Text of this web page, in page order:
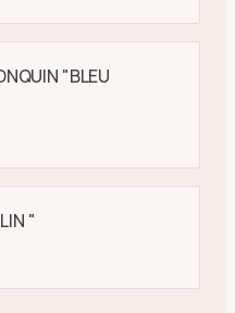
"BLEU
"